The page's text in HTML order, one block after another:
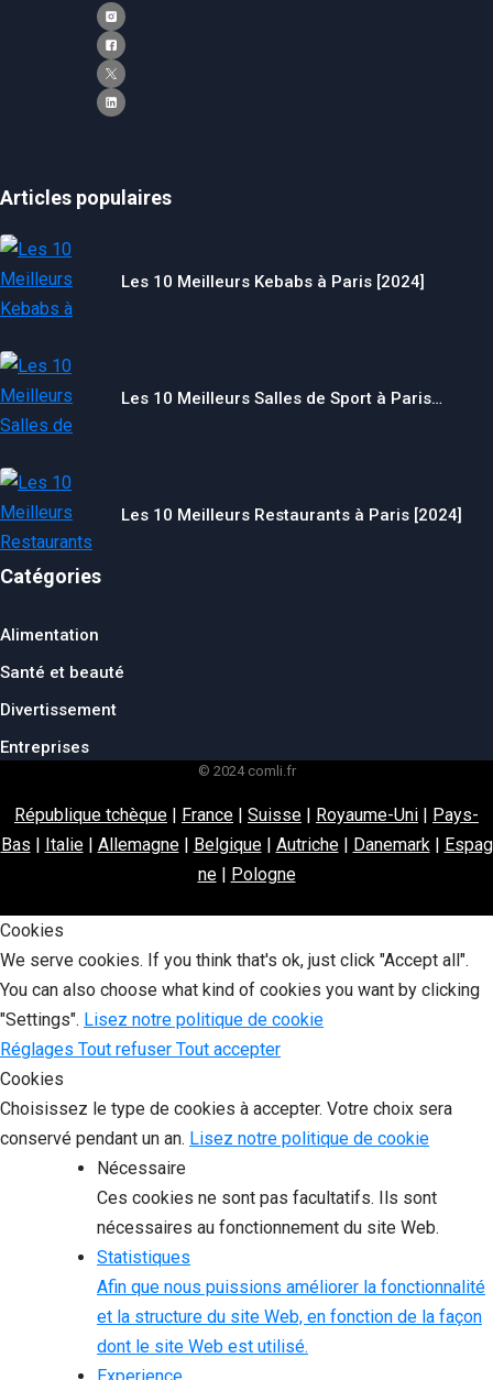
Articles populaires
Les 10 Meilleurs Kebabs à Paris [2024]
Les 10 Meilleurs Salles de Sport à Paris…
Les 10 Meilleurs Restaurants à Paris [2024]
Catégories
Alimentation
Santé et beauté
Divertissement
Entreprises
© 2024 comli.fr
République tchèque | France | Suisse | Royaume-Uni | Pays-
Bas | Italie| Allemagne| Belgique| Autriche| Danemark| Espag
ne| Pologne
Cookies
We serve cookies. If you think that's ok, just click "Accept all".
You can also choose what kind of cookies you want by clicking
"Settings". Lisez notre politique de cookie
Réglages Tout refuser Tout accepter
Cookies
Choisissez le type de cookies à accepter. Votre choix sera
conservé pendant un an. Lisez notre politique de cookie
Nécessaire
Ces cookies ne sont pas facultatifs. Ils sont
nécessaires au fonctionnement du site Web.
Statistiques
Afin que nous puissions améliorer la fonctionnalité
et la structure du site Web, en fonction de la façon
dont le site Web est utilisé.